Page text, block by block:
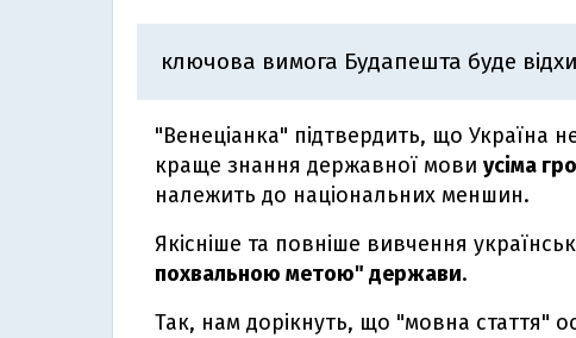
ключова вимога Будапешта буде
"Венеціанка" підтвердить, що
краще знання державної мови усіма
належить до національних меншин.
Якісніше та повніше вивчення
похвальною метою" держави.
Так, нам дорікнуть, що "мовна стаття"